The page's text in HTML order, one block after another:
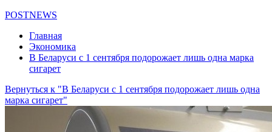
POSTNEWS
Главная
Экономика
В Беларуси с 1 сентября подорожает лишь одна марка
сигарет
Вернуться к "В Беларуси с 1 сентября подорожает лишь одна
марка сигарет"